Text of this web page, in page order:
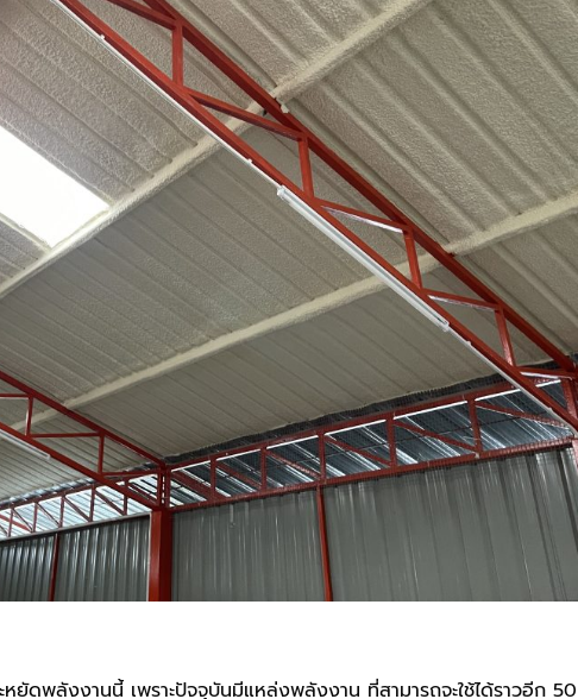
ยัดพลังงานนี้ เพราะปัจจุบันมีแหล่งพลังงาน ที่สามารถจะใช้ได้ราวอีก